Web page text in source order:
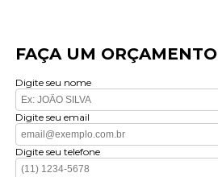
FAÇA UM ORÇAMENTO
Digite seu nome
Digite seu email
Digite seu telefone